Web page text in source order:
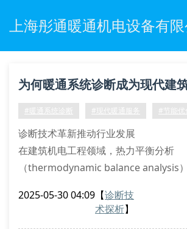
上海彤通暖通机电设备有限
为何暖通系统诊断成为现代建
环节？
#暖通系统诊断 #现代暖通服务 #节能优
诊断技术革新推动行业发展
在建筑机电工程领域，热力平衡分析
（thermodynamic balance analysis
模的范式转变。基于cfd（
dynamics）的流体动力学模拟技术，
2025-05-30 04:09 【诊断技
术探析】